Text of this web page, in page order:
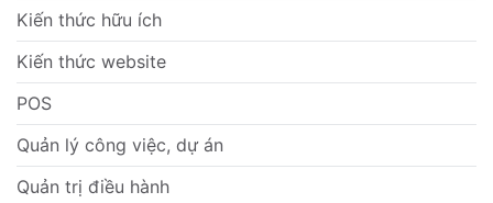
Kiến thức hữu ích
Kiến thức website
POS
Quản lý công việc, dự án
Quản trị điều hành